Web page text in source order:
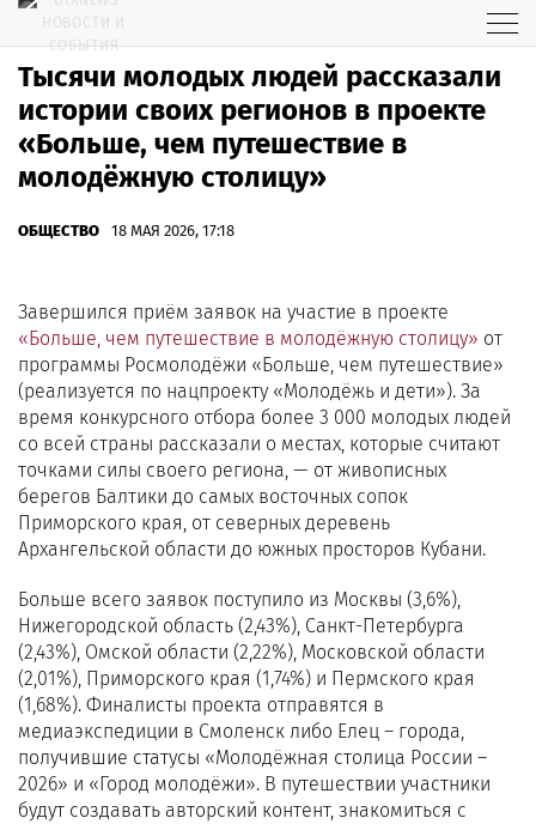
Тысячи молодых людей рассказали
истории своих регионов в проекте
«Больше, чем путешествие в
молодёжную столицу»
ОБЩЕСТВО 18 МАЯ 2026, 17:18
Завершился приём заявок на участие в проекте
«Больше, чем путешествие в молодёжную столицу» от
программы Росмолодёжи «Больше, чем путешествие»
(реализуется по нацпроекту «Молодёжь и дети»). За
время конкурсного отбора более 3 000 молодых людей
со всей страны рассказали о местах, которые считают
точками силы своего региона, — от живописных
берегов Балтики до самых восточных сопок
Приморского края, от северных деревень
Архангельской области до южных просторов Кубани.
Больше всего заявок поступило из Москвы (3,6%),
Нижегородской область (2,43%), Санкт-Петербурга
(2,43%), Омской области (2,22%), Московской области
(2,01%), Приморского края (1,74%) и Пермского края
(1,68%). Финалисты проекта отправятся в
медиаэкспедиции в Смоленск либо Елец – города,
получившие статусы «Молодёжная столица России –
2026» и «Город молодёжи». В путешествии участники
будут создавать авторский контент, знакомиться с